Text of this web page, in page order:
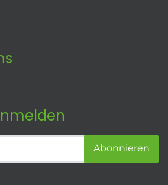
Abonnieren